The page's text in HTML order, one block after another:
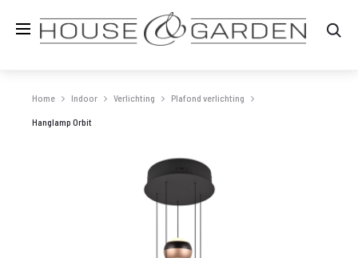
Home Indoor Verlichting Plafond verlichting
Hanglamp Orbit